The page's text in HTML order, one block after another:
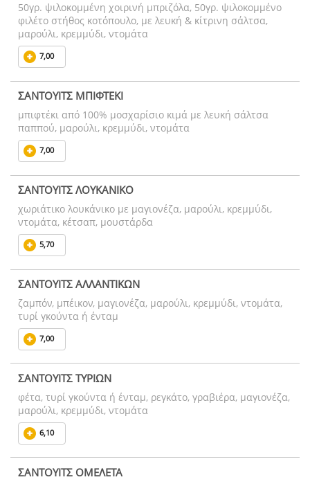
50γρ. ψιλοκομμένη χοιρινή μπριζόλα, 50γρ. ψιλοκομμένο
φιλέτο στήθος κοτόπουλο, με λευκή & κίτρινη σάλτσα,
μαρούλι, κρεμμύδι, ντομάτα
7,00
ΣΑΝΤΟΥΙΤΣ ΜΠΙΦΤΕΚΙ
μπιφτέκι από 100% μοσχαρίσιο κιμά με λευκή σάλτσα
παππού, μαρούλι, κρεμμύδι, ντομάτα
7,00
ΣΑΝΤΟΥΙΤΣ ΛΟΥΚΑΝΙΚΟ
χωριάτικο λουκάνικο με μαγιονέζα, μαρούλι, κρεμμύδι,
ντομάτα, κέτσαπ, μουστάρδα
5,70
ΣΑΝΤΟΥΙΤΣ ΑΛΛΑΝΤΙΚΩΝ
ζαμπόν, μπέικον, μαγιονέζα, μαρούλι, κρεμμύδι, ντομάτα,
τυρί γκούντα ή ένταμ
7,00
ΣΑΝΤΟΥΙΤΣ ΤΥΡΙΩΝ
φέτα, τυρί γκούντα ή ένταμ, ρεγκάτο, γραβιέρα, μαγιονέζα,
μαρούλι, κρεμμύδι, ντομάτα
6,10
ΣΑΝΤΟΥΙΤΣ ΟΜΕΛΕΤΑ